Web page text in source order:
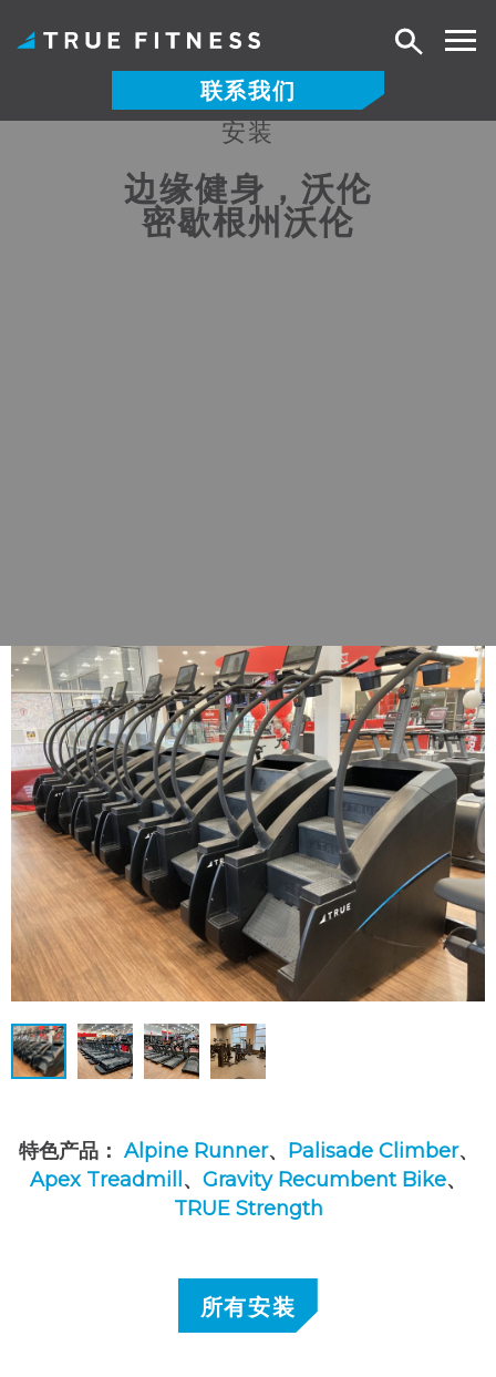
联系我们
搜
安装
边缘健身，沃伦
密歇根州沃伦
特色产品： Alpine Runner、 Palisade Climber、
Apex Treadmill 、 Gravity Recumbent Bike、
TRUE Strength
所有安装